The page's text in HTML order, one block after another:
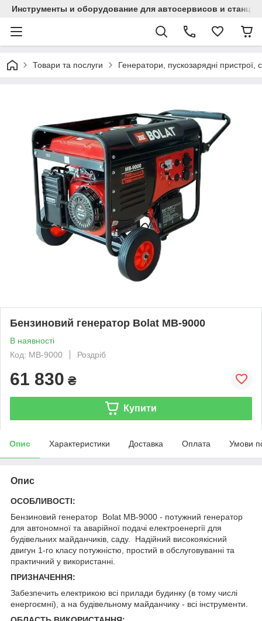
Инструменты и оборудование для автосервисов и
Товари та послуги Генератори, пускозарядні пристрої,
Бензиновий генератор Bolat MB-9000
В наявності
Код: MB-9000
Роздріб
61 830 ₴
Купити
Опис Характеристики Доставка Оплата Умови
Опис
ОСОБЛИВОСТІ:
Бензиновий генератор Bolat MB-9000 - потужний генератор
для автономної та аварійної подачі електроенергії для
будівельних майданчиків, саду.
Надійний високоякісний
двигун 1-го класу потужністю, простий в обслуговуванні та
практичний у використанні.
ПРИЗНАЧЕННЯ:
Забезпечить електрикою всі прилади будинку (в тому числі
енергоємні), а на будівельному майданчику - всі інструменти.